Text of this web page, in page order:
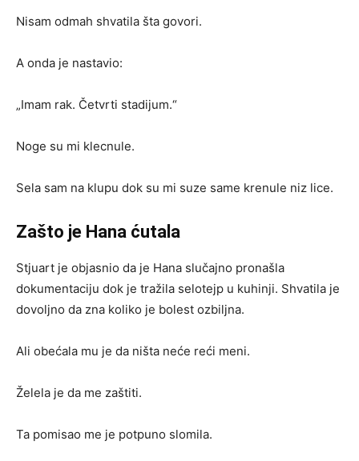
Nisam odmah shvatila šta govori.
A onda je nastavio:
„Imam rak. Četvrti stadijum.“
Noge su mi klecnule.
Sela sam na klupu dok su mi suze same krenule niz lice.
Zašto je Hana ćutala
Stjuart je objasnio da je Hana slučajno pronašla
dokumentaciju dok je tražila selotejp u kuhinji. Shvatila je
dovoljno da zna koliko je bolest ozbiljna.
Ali obećala mu je da ništa neće reći meni.
Želela je da me zaštiti.
Ta pomisao me je potpuno slomila.